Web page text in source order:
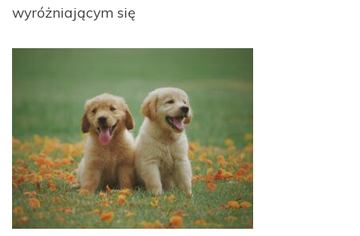
wyróżniającym się